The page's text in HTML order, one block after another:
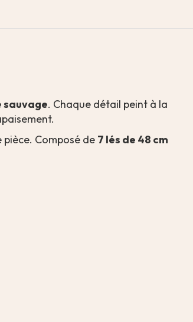
sauvage. Chaque détail peint à la
Composé de 7 lés de 48 cm